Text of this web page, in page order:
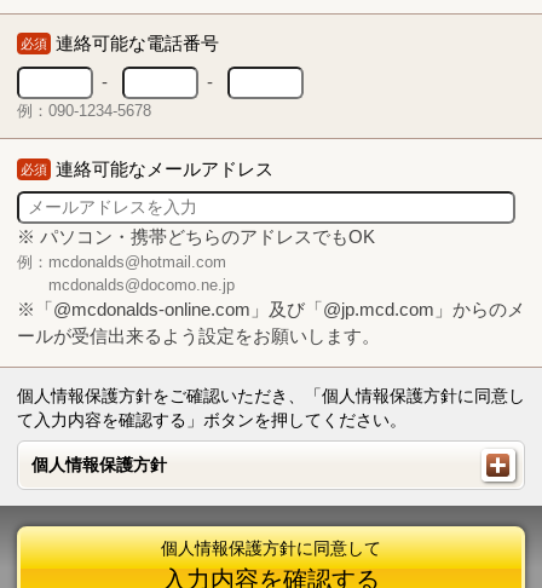
必須 連絡可能な電話番号
-
-
例：090-1234-5678
必須 連絡可能なメールアドレス
※ パソコン・携帯どちらのアドレスでもOK
例：mcdonalds@hotmail.com
mcdonalds@docomo.ne.jp
※「@mcdonalds-online.com」及び「@jp.mcd.com」からのメ
ールが受信出来るよう設定をお願いします。
個人情報保護方針をご確認いただき、「個人情報保護方針に同意し
て入力内容を確認する」ボタンを押してください。
個人情報保護方針
個人情報保護方針
個人情報保護方針に同意して
入力内容を確認する